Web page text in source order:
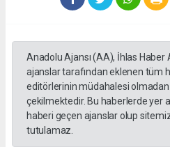
Anadolu Ajansı (AA), İhlas Haber
ajanslar tarafından eklenen tüm
editörlerinin müdahalesi olmadan
çekilmektedir. Bu haberlerde yer
haberi geçen ajanslar olup
tutulamaz.